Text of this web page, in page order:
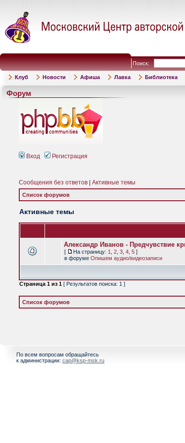
Поиск:
Клуб Новости Афиша Лавка Библиотека
Форум
Вход Регистрация
Сообщения без ответов Активные темы
Список форумов
Активные темы
Александр Иванов - Предчувствие
[ На страницу: 1 2 3 4 5 ]
в форуме Опишем аудио/видеозаписи
Страница 1 из 1 [ Результатов поиска: 1 ]
Список форумов
По всем вопросам обращайтесь
к администрации: cap@ksp-msk.ru